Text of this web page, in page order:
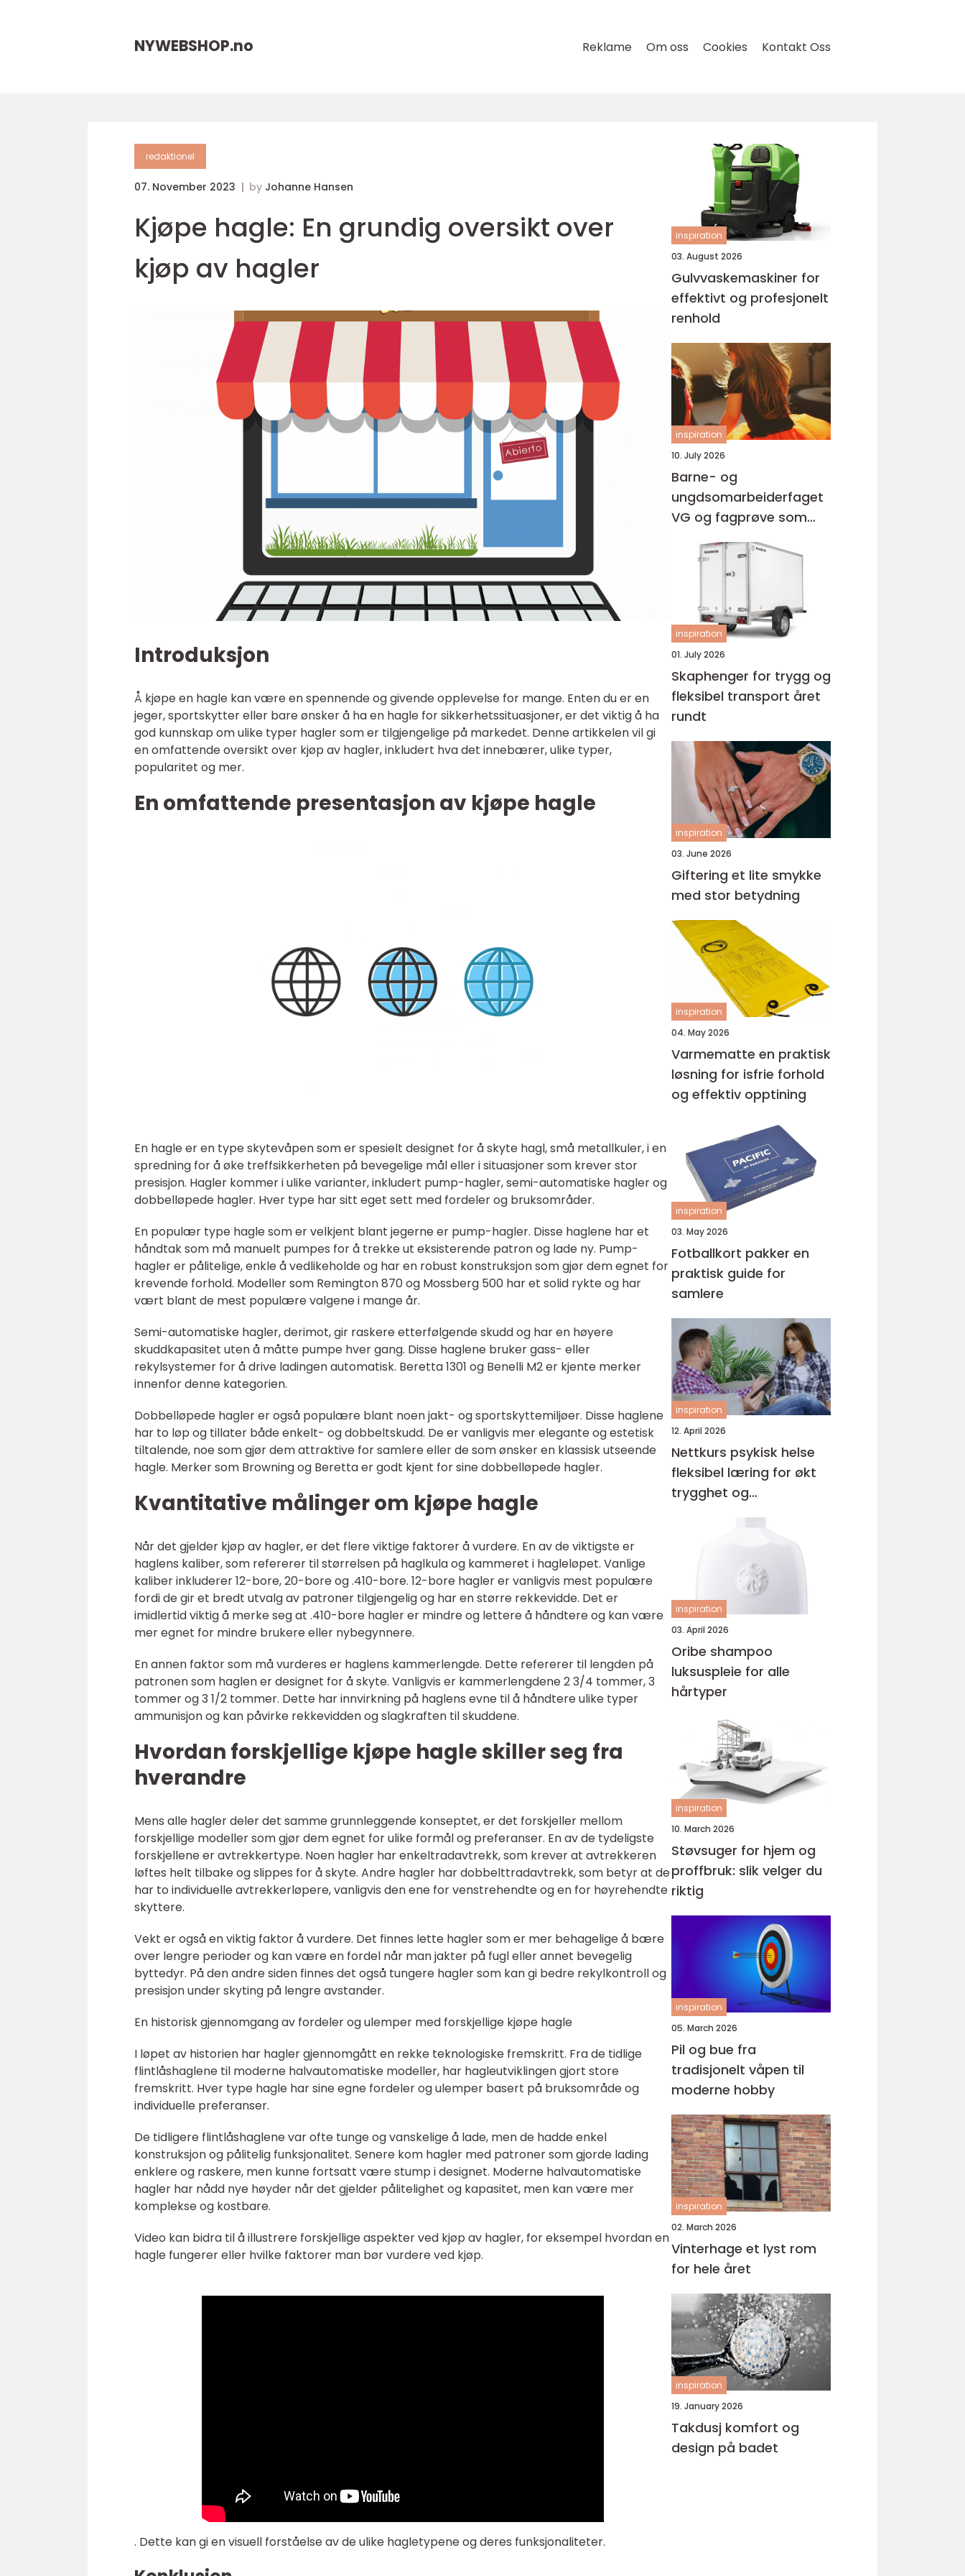
NYWEBSHOP.no Reklame Om oss Cookies Kontakt Oss
redaktionel
07. November 2023 by Johanne Hansen
Kjøpe hagle: En grundig oversikt over
kjøp av hagler
Introduksjon
Å kjøpe en hagle kan være en spennende og givende opplevelse for mange. Enten du er en
jeger, sportskytter eller bare ønsker å ha en hagle for sikkerhetssituasjoner, er det viktig å ha
god kunnskap om ulike typer hagler som er tilgjengelige på markedet. Denne artikkelen vil gi
en omfattende oversikt over kjøp av hagler, inkludert hva det innebærer, ulike typer,
popularitet og mer.
En omfattende presentasjon av kjøpe hagle
En hagle er en type skytevåpen som er spesielt designet for å skyte hagl, små metallkuler, i en
spredning for å øke treffsikkerheten på bevegelige mål eller i situasjoner som krever stor
presisjon. Hagler kommer i ulike varianter, inkludert pump-hagler, semi-automatiske hagler og
dobbelløpede hagler. Hver type har sitt eget sett med fordeler og bruksområder.
En populær type hagle som er velkjent blant jegerne er pump-hagler. Disse haglene har et
håndtak som må manuelt pumpes for å trekke ut eksisterende patron og lade ny. Pump-
hagler er pålitelige, enkle å vedlikeholde og har en robust konstruksjon som gjør dem egnet for
krevende forhold. Modeller som Remington 870 og Mossberg 500 har et solid rykte og har
vært blant de mest populære valgene i mange år.
Semi-automatiske hagler, derimot, gir raskere etterfølgende skudd og har en høyere
skuddkapasitet uten å måtte pumpe hver gang. Disse haglene bruker gass- eller
rekylsystemer for å drive ladingen automatisk. Beretta 1301 og Benelli M2 er kjente merker
innenfor denne kategorien.
Dobbelløpede hagler er også populære blant noen jakt- og sportskyttemiljøer. Disse haglene
har to løp og tillater både enkelt- og dobbeltskudd. De er vanligvis mer elegante og estetisk
tiltalende, noe som gjør dem attraktive for samlere eller de som ønsker en klassisk utseende
hagle. Merker som Browning og Beretta er godt kjent for sine dobbelløpede hagler.
Kvantitative målinger om kjøpe hagle
Når det gjelder kjøp av hagler, er det flere viktige faktorer å vurdere. En av de viktigste er
haglens kaliber, som refererer til størrelsen på haglkula og kammeret i hagleløpet. Vanlige
kaliber inkluderer 12-bore, 20-bore og .410-bore. 12-bore hagler er vanligvis mest populære
fordi de gir et bredt utvalg av patroner tilgjengelig og har en større rekkevidde. Det er
imidlertid viktig å merke seg at .410-bore hagler er mindre og lettere å håndtere og kan være
mer egnet for mindre brukere eller nybegynnere.
En annen faktor som må vurderes er haglens kammerlengde. Dette refererer til lengden på
patronen som haglen er designet for å skyte. Vanligvis er kammerlengdene 2 3/4 tommer, 3
tommer og 3 1/2 tommer. Dette har innvirkning på haglens evne til å håndtere ulike typer
ammunisjon og kan påvirke rekkevidden og slagkraften til skuddene.
Hvordan forskjellige kjøpe hagle skiller seg fra
hverandre
Mens alle hagler deler det samme grunnleggende konseptet, er det forskjeller mellom
forskjellige modeller som gjør dem egnet for ulike formål og preferanser. En av de tydeligste
forskjellene er avtrekkertype. Noen hagler har enkeltradavtrekk, som krever at avtrekkeren
løftes helt tilbake og slippes for å skyte. Andre hagler har dobbelttradavtrekk, som betyr at de
har to individuelle avtrekkerløpere, vanligvis den ene for venstrehendte og en for høyrehendte
skyttere.
Vekt er også en viktig faktor å vurdere. Det finnes lette hagler som er mer behagelige å bære
over lengre perioder og kan være en fordel når man jakter på fugl eller annet bevegelig
byttedyr. På den andre siden finnes det også tungere hagler som kan gi bedre rekylkontroll og
presisjon under skyting på lengre avstander.
En historisk gjennomgang av fordeler og ulemper med forskjellige kjøpe hagle
I løpet av historien har hagler gjennomgått en rekke teknologiske fremskritt. Fra de tidlige
flintlåshaglene til moderne halvautomatiske modeller, har hagleutviklingen gjort store
fremskritt. Hver type hagle har sine egne fordeler og ulemper basert på bruksområde og
individuelle preferanser.
De tidligere flintlåshaglene var ofte tunge og vanskelige å lade, men de hadde enkel
konstruksjon og pålitelig funksjonalitet. Senere kom hagler med patroner som gjorde lading
enklere og raskere, men kunne fortsatt være stump i designet. Moderne halvautomatiske
hagler har nådd nye høyder når det gjelder pålitelighet og kapasitet, men kan være mer
komplekse og kostbare.
Video kan bidra til å illustrere forskjellige aspekter ved kjøp av hagler, for eksempel hvordan en
hagle fungerer eller hvilke faktorer man bør vurdere ved kjøp.
. Dette kan gi en visuell forståelse av de ulike hagletypene og deres funksjonaliteter.
inspiration
03. August 2026
Gulvvaskemaskiner for
effektivt og profesjonelt
renhold
inspiration
10. July 2026
Barne- og
ungdsomarbeiderfaget
VG og fagprøve som
barne- og
ungdomsarbeider
inspiration
01. July 2026
Skaphenger for trygg og
fleksibel transport året
rundt
inspiration
03. June 2026
Giftering et lite smykke
med stor betydning
inspiration
04. May 2026
Varmematte en praktisk
løsning for isfrie forhold
og effektiv opptining
inspiration
03. May 2026
Fotballkort pakker en
praktisk guide for
samlere
inspiration
12. April 2026
Nettkurs psykisk helse
fleksibel læring for økt
trygghet og
kompetanse
inspiration
03. April 2026
Oribe shampoo
luksuspleie for alle
hårtyper
inspiration
10. March 2026
Støvsuger for hjem og
proffbruk: slik velger du
riktig
inspiration
05. March 2026
Pil og bue fra
tradisjonelt våpen til
moderne hobby
inspiration
02. March 2026
Vinterhage et lyst rom
for hele året
inspiration
19. January 2026
Takdusj komfort og
design på badet